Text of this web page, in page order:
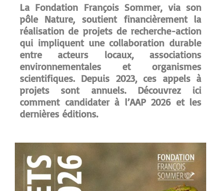
La Fondation François Sommer, via son
pôle Nature, soutient financièrement la
réalisation de projets de recherche-action
qui impliquent une collaboration durable
entre acteurs locaux, associations
environnementales et organismes
scientifiques. Depuis 2023, ces appels à
projets sont annuels. Découvrez ici
comment candidater à l’AAP 2026 et les
dernières éditions.